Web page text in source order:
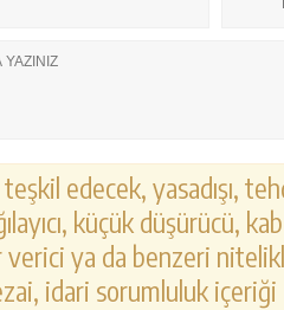
teşkil edecek, yasadışı,
küçük düşürücü,
verici ya da benzeri
idari sorumluluk